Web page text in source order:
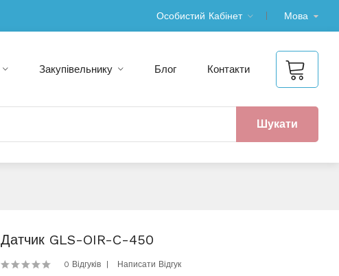
Особистий Кабінет Мова
Закупівельнику Блог Контакти
Шукати
Датчик GLS-OIR-C-450
0 Відгуків Написати Відгук